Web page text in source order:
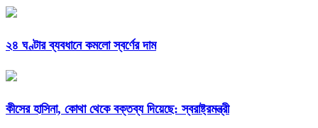
২৪ ঘণ্টার ব্যবধানে কমলো স্বর্ণের দাম
কীসের হাসিনা, কোথা থেকে বক্তব্য দিয়েছে: স্বরাষ্ট্রমন্ত্রী